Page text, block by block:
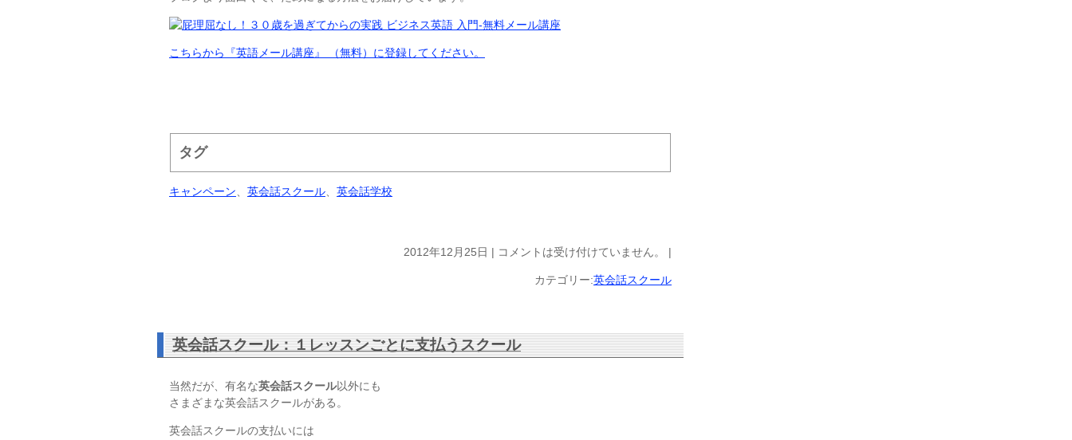
こちらから『英語メール講座』 （無料）に登録してください。
タグ
キャンペーン 英会話スクール 英会話学校
2012年12月25日 | コメントは受け付けていません。 |
カテゴリー:英会話スクール
英会話スクール：１レッスンごとに支払うスクール
当然だが、有名な英会話スクール以外にも
さまざまな英会話スクールがある。
英会話スクールの支払いには